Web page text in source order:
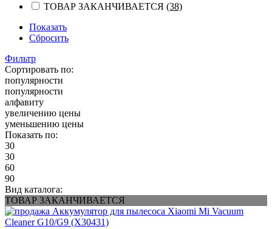
ТОВАР ЗАКАНЧИВАЕТСЯ (38)
Показать
Сбросить
Фильтр
Сортировать по:
популярности
популярности
алфавиту
увеличению цены
уменьшению цены
Показать по:
30
30
60
90
Вид каталога:
ТОВАР ЗАКАНЧИВАЕТСЯ